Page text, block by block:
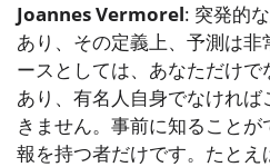
Joannes Vermorel: 突発的
あり、その定義上、予測は
ースとしては、あなただけ
あり、有名人自身でなけれ
きません。事前に知ること
報を持つ者だけです。たと